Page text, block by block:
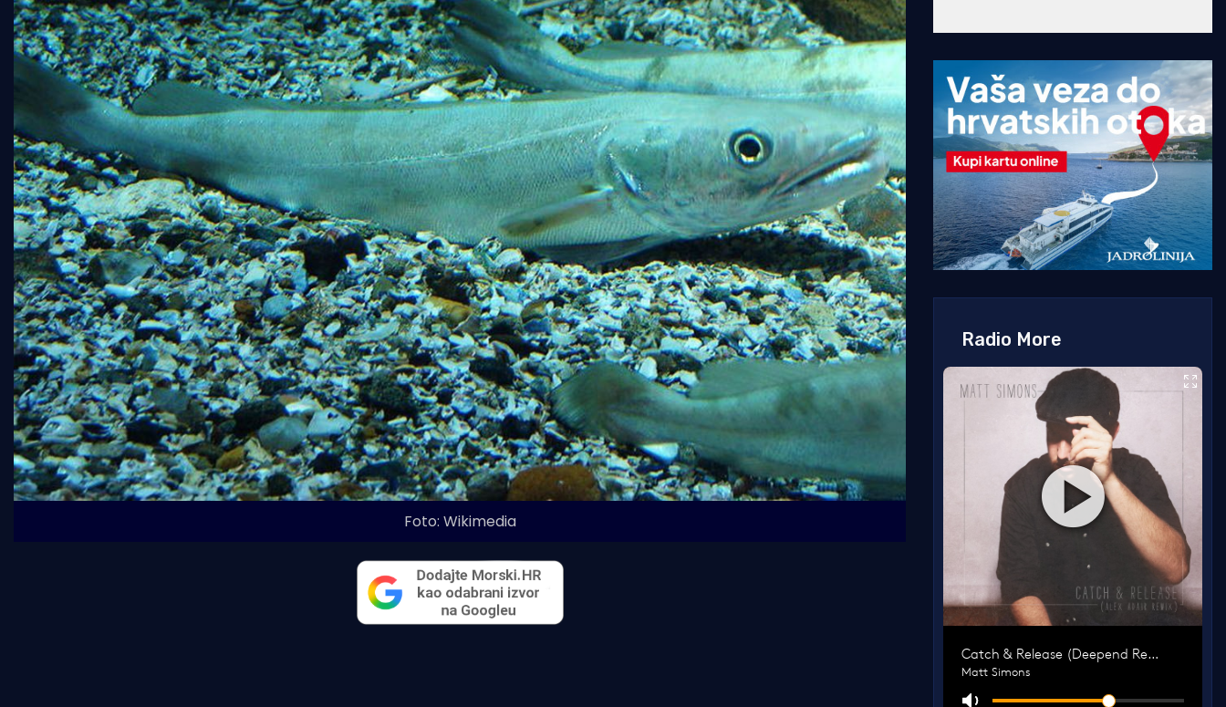
Foto: Wikimedia
Radio More